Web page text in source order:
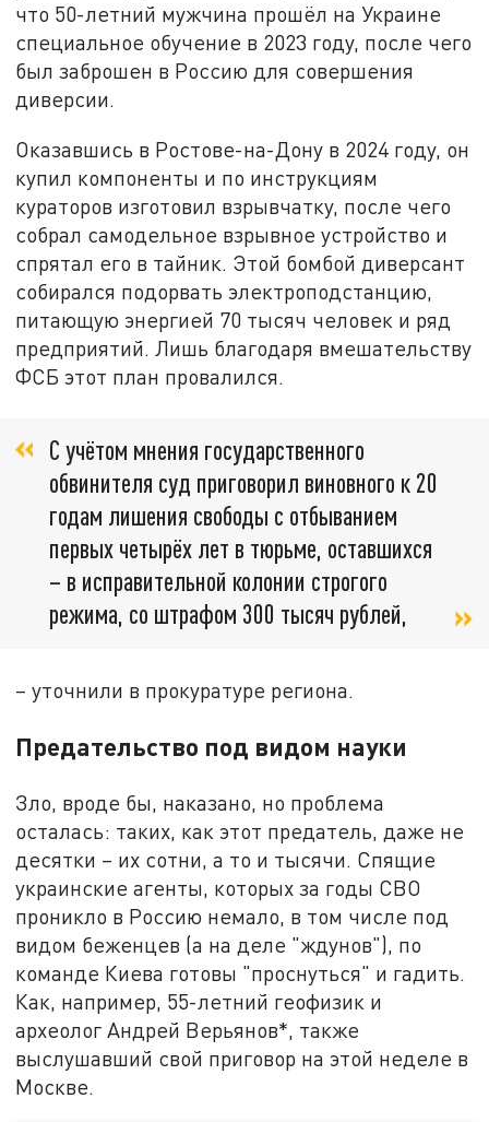
что 50-летний мужчина прошёл на Украине
специальное обучение в 2023 году, после чего
был заброшен в Россию для совершения
диверсии.
Оказавшись в Ростове-на-Дону в 2024 году, он
купил компоненты и по инструкциям
кураторов изготовил взрывчатку, после чего
собрал самодельное взрывное устройство и
спрятал его в тайник. Этой бомбой диверсант
собирался подорвать электроподстанцию,
питающую энергией 70 тысяч человек и ряд
предприятий. Лишь благодаря вмешательству
ФСБ этот план провалился.
С учётом мнения государственного
обвинителя суд приговорил виновного к 20
годам лишения свободы с отбыванием
первых четырёх лет в тюрьме, оставшихся
– в исправительной колонии строгого
режима, со штрафом 300 тысяч рублей,
– уточнили в прокуратуре региона.
Предательство под видом науки
Зло, вроде бы, наказано, но проблема
осталась: таких, как этот предатель, даже не
десятки – их сотни, а то и тысячи. Спящие
украинские агенты, которых за годы СВО
проникло в Россию немало, в том числе под
видом беженцев (а на деле "ждунов"), по
команде Киева готовы "проснуться" и гадить.
Как, например, 55-летний геофизик и
археолог Андрей Верьянов*, также
выслушавший свой приговор на этой неделе в
Москве.